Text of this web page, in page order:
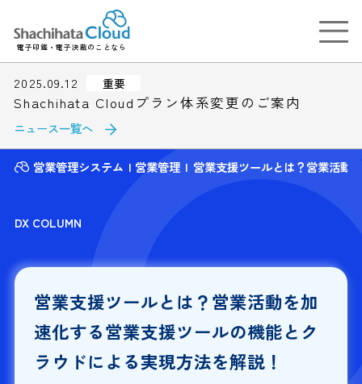
電子印鑑・電子決裁のことなら
2025.09.12 重要
Shachihata Cloudプラン体系変更のご案内
ニュース一覧へ
営業管理システム 営業管理 営業支援ツールとは？営業活動
DX COLUMN
営業支援ツールとは？営業活動を加
速化する営業支援ツールの機能とク
ラウドによる実現方法を解説！